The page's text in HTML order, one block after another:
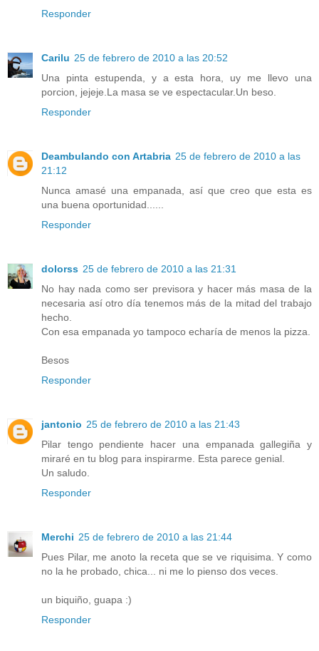
Responder
Carilu 25 de febrero de 2010 a las 20:52
Una pinta estupenda, y a esta hora, uy me llevo una
porcion, jejeje.La masa se ve espectacular.Un beso.
Responder
Deambulando con Artabria 25 de febrero de 2010 a las
21:12
Nunca amasé una empanada, así que creo que esta es
una buena oportunidad......
Responder
dolorss 25 de febrero de 2010 a las 21:31
No hay nada como ser previsora y hacer más masa de la
necesaria así otro día tenemos más de la mitad del trabajo
hecho.
Con esa empanada yo tampoco echaría de menos la pizza.
Besos
Responder
jantonio 25 de febrero de 2010 a las 21:43
Pilar tengo pendiente hacer una empanada gallegiña y
miraré en tu blog para inspirarme. Esta parece genial.
Un saludo.
Responder
Merchi 25 de febrero de 2010 a las 21:44
Pues Pilar, me anoto la receta que se ve riquisima. Y como
no la he probado, chica... ni me lo pienso dos veces.
un biquiño, guapa :)
Responder